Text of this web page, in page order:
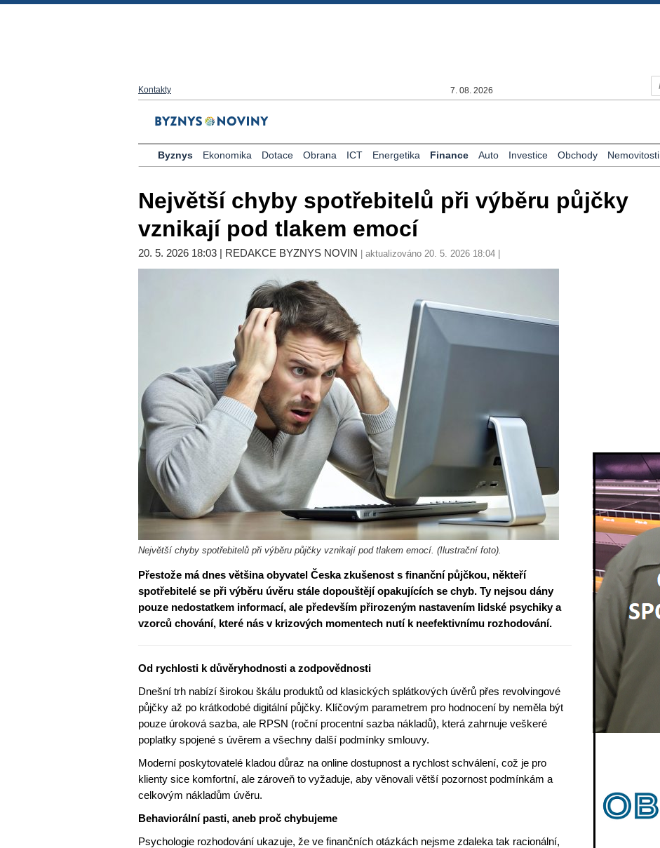
Kontakty 7. 08. 2026
Byznys Ekonomika Dotace Obrana ICT Energetika Finance Auto Investice Obchody Nemovitosti
Největší chyby spotřebitelů při výběru půjčky
vznikají pod tlakem emocí
20. 5. 2026 18:03 | REDAKCE BYZNYS NOVIN | aktualizováno 20. 5. 2026 18:04 |
Největší chyby spotřebitelů při výběru půjčky vznikají pod tlakem emocí. (Ilustrační foto).
Přestože má dnes většina obyvatel Česka zkušenost s finanční půjčkou, někteří
spotřebitelé se při výběru úvěru stále dopouštějí opakujících se chyb. Ty nejsou dány
pouze nedostatkem informací, ale především přirozeným nastavením lidské psychiky a
vzorců chování, které nás v krizových momentech nutí k neefektivnímu rozhodování.
Od rychlosti k důvěryhodnosti a zodpovědnosti
Dnešní trh nabízí širokou škálu produktů od klasických splátkových úvěrů přes revolvingové
půjčky až po krátkodobé digitální půjčky. Klíčovým parametrem pro hodnocení by neměla být
pouze úroková sazba, ale RPSN (roční procentní sazba nákladů), která zahrnuje veškeré
poplatky spojené s úvěrem a všechny další podmínky smlouvy.
Moderní poskytovatelé kladou důraz na online dostupnost a rychlost schválení, což je pro
klienty sice komfortní, ale zároveň to vyžaduje, aby věnovali větší pozornost podmínkám a
celkovým nákladům úvěru.
Behaviorální pasti, aneb proč chybujeme
Psychologie rozhodování ukazuje, že ve finančních otázkách nejsme zdaleka tak racionální,